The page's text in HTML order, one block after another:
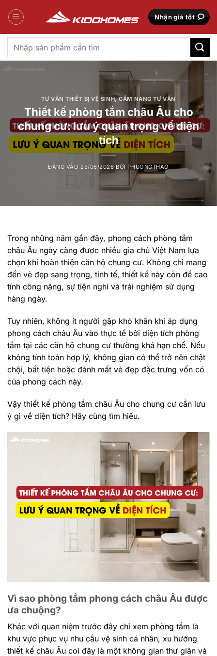
qua
Nhận giá tốt
Tìm
kiếm:
TƯ VẤN THIẾT BỊ VỆ SINH,CẨM NANG TƯ VẤN
Thiết kế phòng tắm châu Âu cho
chung cư: lưu ý quan trọng về diện
tích
ĐĂNG VÀO 23/06/2026 BỞI PHUONGTHAO
Trong những năm gần đây, phong cách phòng tắm
châu Âu ngày càng được nhiều gia chủ Việt Nam lựa
chọn khi hoàn thiện căn hộ chung cư. Không chỉ mang
đến vẻ đẹp sang trọng, tinh tế, thiết kế này còn đề cao
tính công năng, sự tiện nghi và trải nghiệm sử dụng
hàng ngày.
Tuy nhiên, không ít người gặp khó khăn khi áp dụng
phong cách châu Âu vào thực tế bởi diện tích phòng
tắm tại các căn hộ chung cư thường khá hạn chế. Nếu
không tính toán hợp lý, không gian có thể trở nên chật
chội, bất tiện hoặc đánh mất vẻ đẹp đặc trưng vốn có
của phong cách này.
Vậy thiết kế phòng tắm châu Âu cho chung cư cần lưu
ý gì về diện tích? Hãy cùng tìm hiểu.
Vì sao phòng tắm phong cách châu Âu được
ưa chuộng?
Khác với quan niệm trước đây chỉ xem phòng tắm là
khu vực phục vụ nhu cầu vệ sinh cá nhân, xu hướng
thiết kế châu Âu coi đây là một không gian thư giãn và